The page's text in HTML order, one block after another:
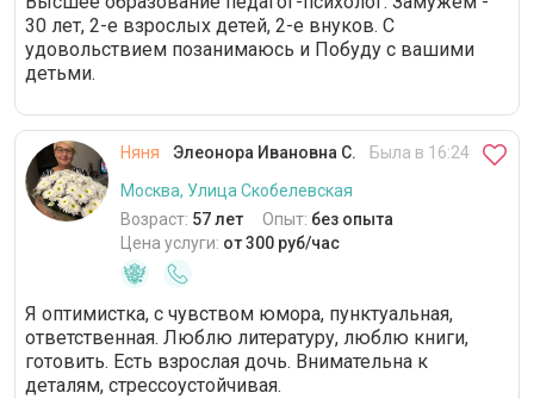
30 лет, 2-е взрослых детей, 2-е внуков. С
удовольствием позанимаюсь и Побуду с вашими
детьми.
Няня Элеонора Ивановна С.
Была в 16:24
Москва, Улица Скобелевская
Возраст: 57 лет Опыт: без опыта
Цена услуги: от 300 руб/час
Я оптимистка, с чувством юмора, пунктуальная,
ответственная. Люблю литературу, люблю книги,
готовить. Есть взрослая дочь. Внимательна к
деталям, стрессоустойчивая.